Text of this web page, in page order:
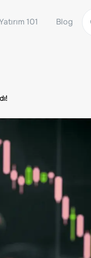
101 Blog